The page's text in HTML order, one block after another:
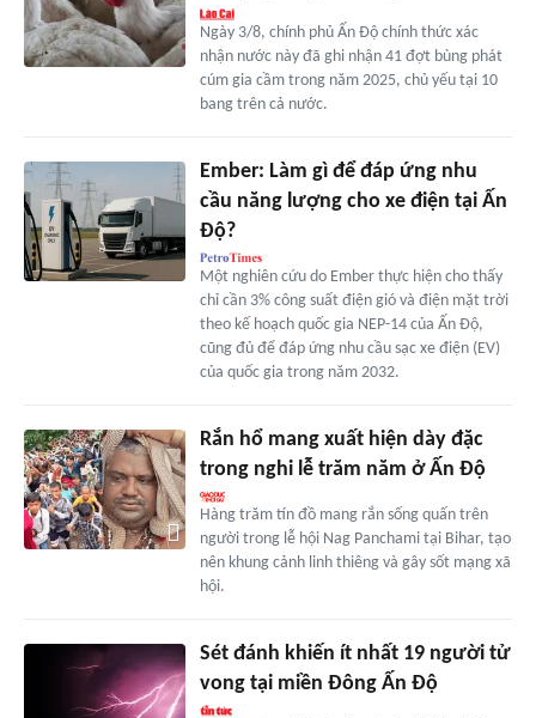
Ngày 3/8, chính phủ Ấn Độ chính thức xác
nhận nước này đã ghi nhận 41 đợt bùng phát
cúm gia cầm trong năm 2025, chủ yếu tại 10
bang trên cả nước.
Ember: Làm gì để đáp ứng nhu
cầu năng lượng cho xe điện tại Ấn
Độ?
Một nghiên cứu do Ember thực hiện cho thấy
chỉ cần 3% công suất điện gió và điện mặt trời
theo kế hoạch quốc gia NEP-14 của Ấn Độ,
cũng đủ để đáp ứng nhu cầu sạc xe điện (EV)
của quốc gia trong năm 2032.
Rắn hổ mang xuất hiện dày đặc
trong nghi lễ trăm năm ở Ấn Độ
Hàng trăm tín đồ mang rắn sống quấn trên
người trong lễ hội Nag Panchami tại Bihar, tạo
nên khung cảnh linh thiêng và gây sốt mạng xã
hội.
Sét đánh khiến ít nhất 19 người tử
vong tại miền Đông Ấn Độ